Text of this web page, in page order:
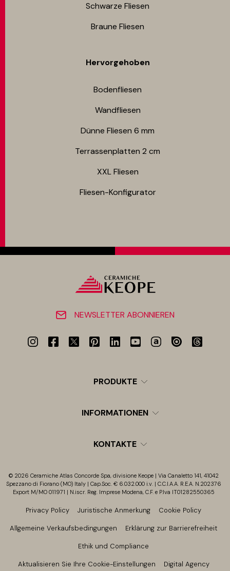
Schwarze Fliesen
Braune Fliesen
Hervorgehoben
Bodenfliesen​
Wandfliesen
Dünne Fliesen 6 mm​
Terrassenplatten 2 cm
XXL Fliesen
Fliesen-Konfigurator
NEWSLETTER ABONNIEREN
PRODUKTE
INFORMATIONEN
KONTAKTE
© 2026 Ceramiche Atlas Concorde Spa, divisione Keope | Via Canaletto 141, 41042
Spezzano di Fiorano (MO) Italy | Cap.Soc. € 6.032.000 i.v. | C.C.I.A.A. R.E.A. N.202376
Export M/MO 011971 | N.iscr. Reg. Imprese Modena, C.F. e P.Iva IT01282550365
Privacy Policy Juristische Anmerkung Cookie Policy
Allgemeine Verkaufsbedingungen Erklärung zur Barrierefreiheit
Ethik und Compliance
Aktualisieren Sie Ihre Cookie-Einstellungen Digital Agency